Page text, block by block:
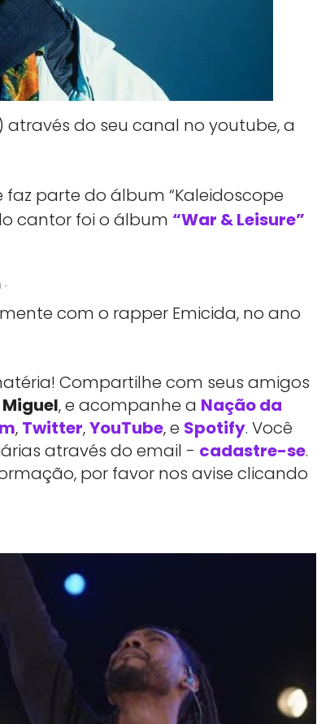
através do seu canal no youtube, a
faz parte do álbum “Kaleidoscope
cantor foi o álbum “War & Leisure”
-
com o rapper Emicida, no ano
Compartilhe com seus amigos
Miguel, e acompanhe a Nação da
, Twitter,YouTube, e Spotify. Você
através do email - cadastre-se.
por favor nos avise clicando